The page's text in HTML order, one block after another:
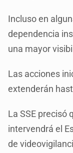
Incluso en
dependencia
una mayor
Las acciones
extenderán
La SSE precisó
intervendrá el
de